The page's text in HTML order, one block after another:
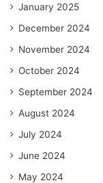
January 2025
December 2024
November 2024
October 2024
September 2024
August 2024
July 2024
June 2024
May 2024